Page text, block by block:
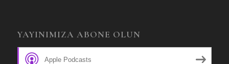
YAYINIMIZA ABONE OLUN
Apple Podcasts